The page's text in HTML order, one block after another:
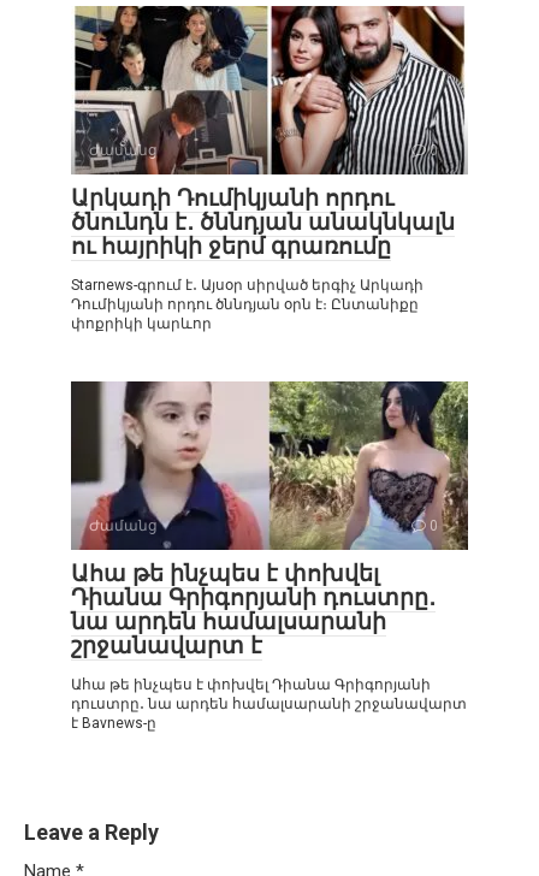
Ժամանց 0
Արկադի Դումիկյանի որդու
ծնունդն է․ ծննդյան անակնկալն
ու հայրիկի ջերմ գրառումը
Starnews-գրում է․ Այսօր սիրված երգիչ Արկադի
Դումիկյանի որդու ծննդյան օրն է։ Ընտանիքը
փոքրիկի կարևոր
Ժամանց 0
Ահա թե ինչպես է փոխվել
Դիանա Գրիգորյանի դուստրը․
նա արդեն համալսարանի
շրջանավարտ է
Ահա թե ինչպես է փոխվել Դիանա Գրիգորյանի
դուստրը․ նա արդեն համալսարանի շրջանավարտ
է Bavnews-ը
Leave a Reply
Name *